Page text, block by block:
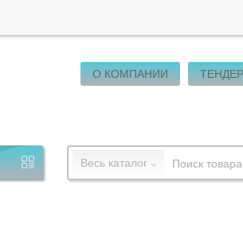
О КОМПАНИИ
Весь каталог